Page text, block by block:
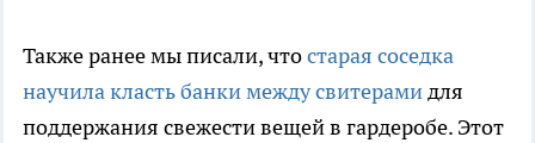
Также ранее мы писали, чтостарая соседка
научила класть банки между свитерамидля
поддержания свежести вещей в гардеробе. Этот